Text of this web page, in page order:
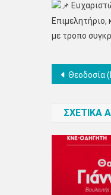
με τροπο
Θεοδοσία (Γνωσούλα) Χαϊλατζίδου: Στις 21
ΣΧΕΤΙΚΑ